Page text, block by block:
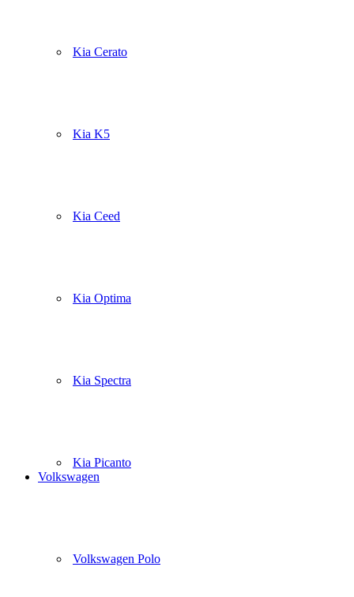
Kia Cerato
Kia K5
Kia Ceed
Kia Optima
Kia Spectra
Kia Picanto
Volkswagen
Volkswagen Polo